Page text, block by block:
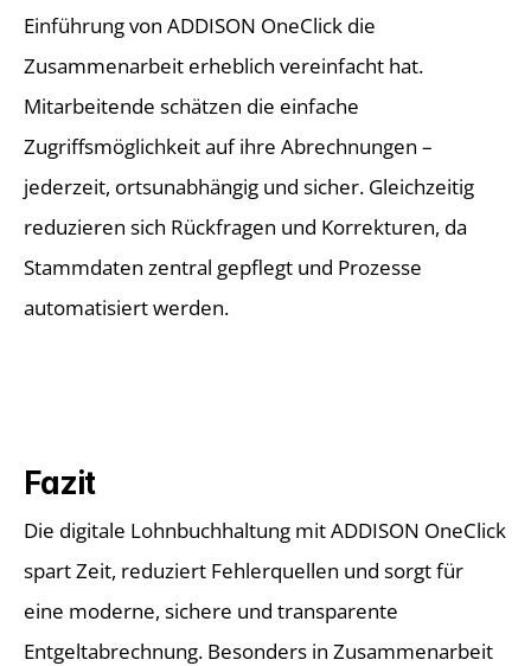
Einführung von ADDISON OneClick die
Zusammenarbeit erheblich vereinfacht hat.
Mitarbeitende schätzen die einfache
Zugriffsmöglichkeit auf ihre Abrechnungen –
jederzeit, ortsunabhängig und sicher. Gleichzeitig
reduzieren sich Rückfragen und Korrekturen, da
Stammdaten zentral gepflegt und Prozesse
automatisiert werden.
Fazit
Die digitale Lohnbuchhaltung mit ADDISON OneClick
spart Zeit, reduziert Fehlerquellen und sorgt für
eine moderne, sichere und transparente
Entgeltabrechnung. Besonders in Zusammenarbeit